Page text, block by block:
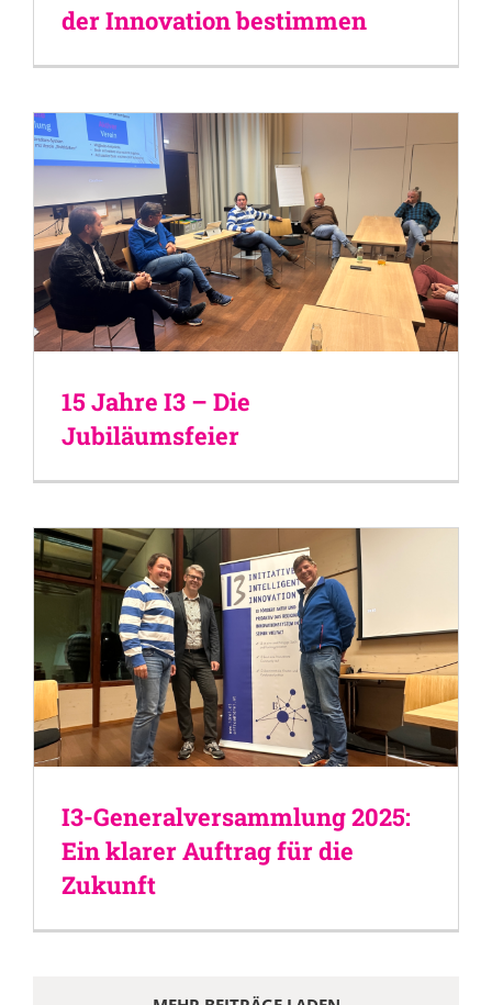
der Innovation bestimmen
15 Jahre I3 – Die
Jubiläumsfeier
I3-Generalversammlung 2025:
Ein klarer Auftrag für die
Zukunft